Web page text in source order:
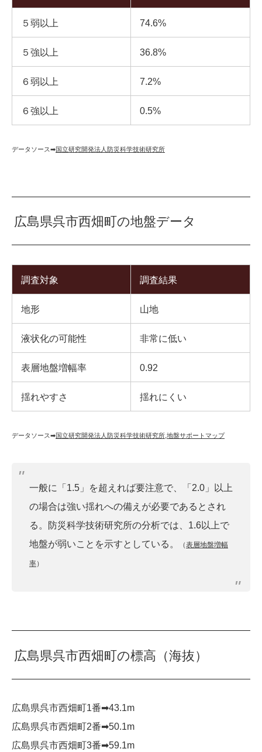
５弱以上 74.6%
５強以上 36.8%
６弱以上 7.2%
６強以上 0.5%
データソース➡︎国立研究開発法人防災科学技術研究所
広島県呉市西畑町の地盤データ
調査対象 調査結果
地形 山地
液状化の可能性 非常に低い
表層地盤増幅率 0.92
揺れやすさ 揺れにくい
データソース➡︎国立研究開発法人防災科学技術研究所 地盤サポートマップ
一般に「1.5」を超えれば要注意で、「2.0」以上
の場合は強い揺れへの備えが必要であるとされ
る。防災科学技術研究所の分析では、1.6以上で
地盤が弱いことを示すとしている。
（表層地盤増幅
率）
広島県呉市西畑町の標高（海抜）
広島県呉市西畑町1番➡︎43.1m
広島県呉市西畑町2番➡︎50.1m
広島県呉市西畑町3番➡︎59.1m